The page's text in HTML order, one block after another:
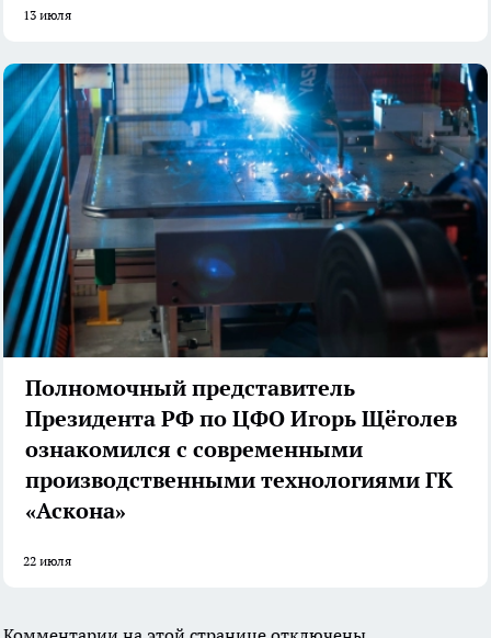
13 июля
Полномочный представитель
Президента РФ по ЦФО Игорь Щёголев
ознакомился с современными
производственными технологиями ГК
«Аскона»
22 июля